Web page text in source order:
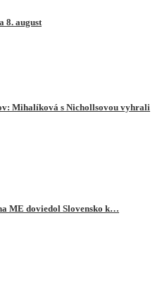
8. august
Mihalíková s Nichollsovou vyhrali
ME doviedol Slovensko k…